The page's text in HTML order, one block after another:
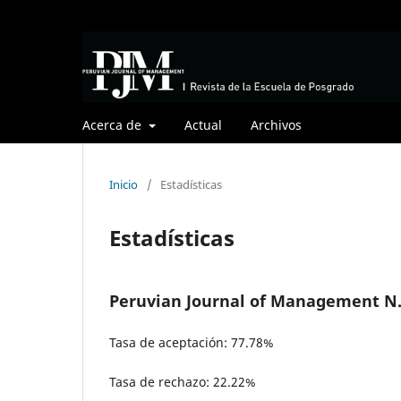
Acerca de Actual Archivos
Inicio / Estadísticas
Estadísticas
Peruvian Journal of Management
Tasa de aceptación: 77.78%
Tasa de rechazo: 22.22%